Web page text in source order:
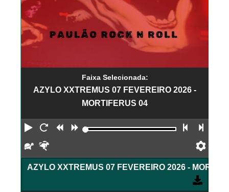
Faixa Selecionada:
AZYLO XXTREMUS 07 FEVEREIRO 2026 -
MORTIFERUS 04
Reproduzir
Reiniciar
Retroceder
Avançar Faixa
Devagar